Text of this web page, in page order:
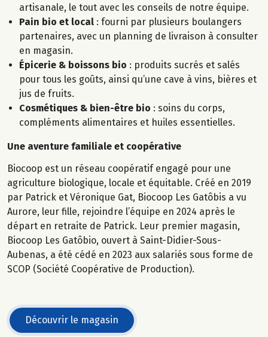
artisanale, le tout avec les conseils de notre équipe.
Pain bio et local : fourni par plusieurs boulangers
partenaires, avec un planning de livraison à consulter
en magasin.
Épicerie & boissons bio : produits sucrés et salés
pour tous les goûts, ainsi qu’une cave à vins, bières et
jus de fruits.
Cosmétiques & bien-être bio : soins du corps,
compléments alimentaires et huiles essentielles.
Une aventure familiale et coopérative
Biocoop est un réseau coopératif engagé pour une
agriculture biologique, locale et équitable. Créé en 2019
par Patrick et Véronique Gat, Biocoop Les Gatôbis a vu
Aurore, leur fille, rejoindre l’équipe en 2024 après le
départ en retraite de Patrick. Leur premier magasin,
Biocoop Les Gatôbio, ouvert à Saint-Didier-Sous-
Aubenas, a été cédé en 2023 aux salariés sous forme de
SCOP (Société Coopérative de Production).
Découvrir le magasin